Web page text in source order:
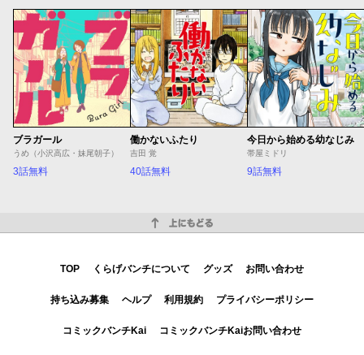
ブラガール
うめ（小沢高広・妹尾朝子）
3話無料
働かないふたり
吉田 覚
40話無料
今日から始める幼なじみ
帯屋ミドリ
9話無料
TOP くらげバンチについて グッズ お問い合わせ
持ち込み募集 ヘルプ 利用規約 プライバシーポリシー
コミックバンチKai コミックバンチKaiお問い合わせ